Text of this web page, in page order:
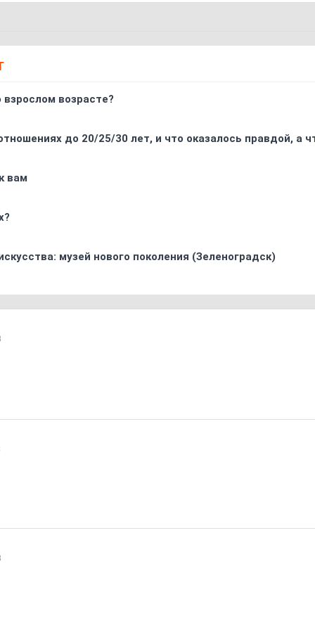
взрослом возрасте?
до 20/25/30 лет, и что оказалось правдой, а
вам
музей нового поколения (Зеленоградск)